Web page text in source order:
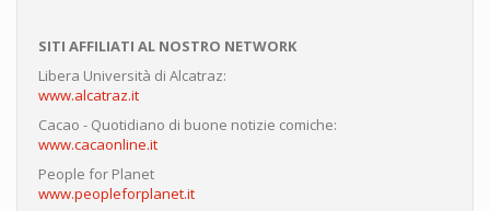
SITI AFFILIATI AL NOSTRO NETWORK
Libera Università di Alcatraz:
www.alcatraz.it
Cacao - Quotidiano di buone notizie comiche:
www.cacaonline.it
People for Planet
www.peopleforplanet.it